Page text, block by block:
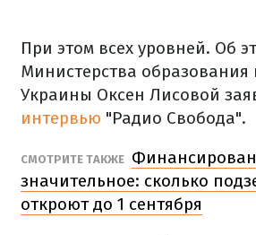
При этом всех уровней. Об
Министерства образования
Украины Оксен Лисовой
интервью "Радио Свобода".
СМОТРИТЕ ТАКЖЕ
значительное: сколько
откроют до 1 сентября